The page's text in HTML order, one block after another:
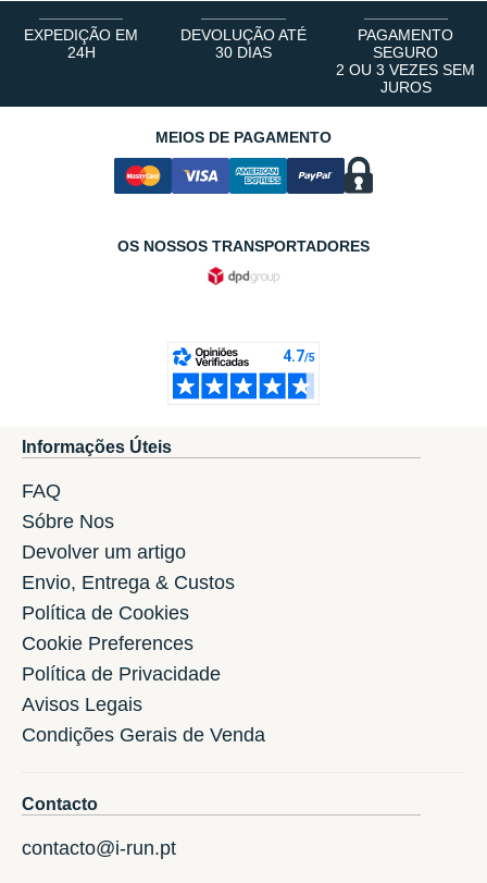
EXPEDIÇÃO EM
24H
DEVOLUÇÃO ATÉ
30 DIAS
PAGAMENTO
SEGURO
2 OU 3 VEZES SEM
JUROS
MEIOS DE PAGAMENTO
OS NOSSOS TRANSPORTADORES
Informações Úteis
FAQ
Sóbre Nos
Devolver um artigo
Envio, Entrega & Custos
Política de Cookies
Cookie Preferences
Política de Privacidade
Avisos Legais
Condições Gerais de Venda
Contacto
contacto@i-run.pt